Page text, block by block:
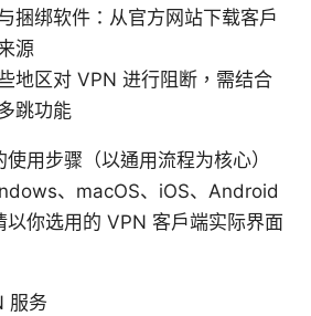
捆绑软件：从官方网站下载客户
源
地区对 VPN 进行阻断，需结合
跳功能
用步骤（以通用流程为核心）
、macOS、iOS、Android
以你选用的 VPN 客户端实际界面
服务